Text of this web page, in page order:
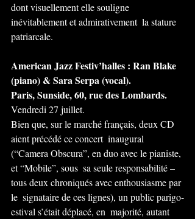
dont visuellement elle souligne
inévitablement et admirativement  la stature
patriarcale.
American Jazz Festiv’halles : Ran Blake
(piano) & Sara Serpa (vocal).
Paris, Sunside, 60, rue des Lombards.
Vendredi 27 juillet.
Bien que, sur le marché français, deux CD
aient précédé ce concert  inaugural
(“Camera Obscura”, en duo avec le pianiste,
et “Mobile”, sous  sa seule responsabilité –
tous deux chroniqués avec enthousiasme par
le  signataire de ces lignes), un public parigo-
estival s’était déplacé, en  majorité, autant